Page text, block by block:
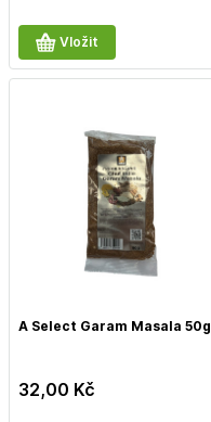
Vložit
A Select Garam Masala 50g
32,00 Kč